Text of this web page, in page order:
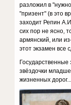
разложил в
"призент" (в это
заходит Репин
сих пор не ясно,
армянский, или
этот экзамен все
звёздочки
жизненных дорог...